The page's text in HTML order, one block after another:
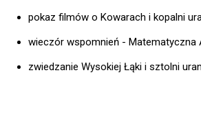
pokaz filmów o Kowarach i kopalni
wieczór wspomnień - Matematyczna
zwiedzanie Wysokiej Łąki i sztolni